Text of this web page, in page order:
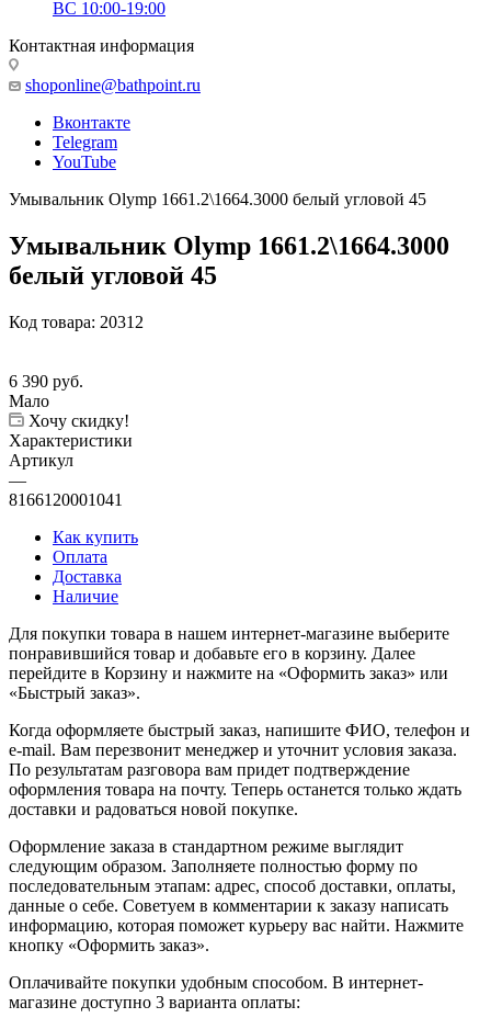
ВС 10:00-19:00
Контактная информация
shoponline@bathpoint.ru
Вконтакте
Telegram
YouTube
Умывальник Olymp 1661.2\1664.3000 белый угловой 45
Умывальник Olymp 1661.2\1664.3000
белый угловой 45
Код товара: 20312
6 390 руб.
Мало
Хочу скидку!
Характеристики
Артикул
—
8166120001041
Как купить
Оплата
Доставка
Наличие
Для покупки товара в нашем интернет-магазине выберите
понравившийся товар и добавьте его в корзину. Далее
перейдите в Корзину и нажмите на «Оформить заказ» или
«Быстрый заказ».
Когда оформляете быстрый заказ, напишите ФИО, телефон и
e-mail. Вам перезвонит менеджер и уточнит условия заказа.
По результатам разговора вам придет подтверждение
оформления товара на почту. Теперь останется только ждать
доставки и радоваться новой покупке.
Оформление заказа в стандартном режиме выглядит
следующим образом. Заполняете полностью форму по
последовательным этапам: адрес, способ доставки, оплаты,
данные о себе. Советуем в комментарии к заказу написать
информацию, которая поможет курьеру вас найти. Нажмите
кнопку «Оформить заказ».
Оплачивайте покупки удобным способом. В интернет-
магазине доступно 3 варианта оплаты: